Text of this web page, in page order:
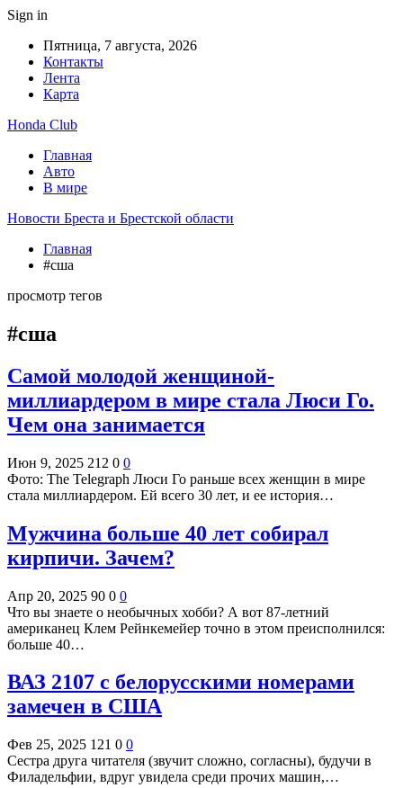
Sign in
Пятница, 7 августа, 2026
Контакты
Лента
Карта
Honda Club
Главная
Авто
В мире
Новости Бреста и Брестской области
Главная
#сша
просмотр тегов
#сша
Самой молодой женщиной-
миллиардером в мире стала Люси Го.
Чем она занимается
Июн 9, 2025 212 0 0
Фото: The Telegraph Люси Го раньше всех женщин в мире
стала миллиардером. Ей всего 30 лет, и ее история…
Мужчина больше 40 лет собирал
кирпичи. Зачем?
Апр 20, 2025 90 0 0
Что вы знаете о необычных хобби? А вот 87-летний
американец Клем Рейнкемейер точно в этом преисполнился:
больше 40…
ВАЗ 2107 с белорусскими номерами
замечен в США
Фев 25, 2025 121 0 0
Сестра друга читателя (звучит сложно, согласны), будучи в
Филадельфии, вдруг увидела среди прочих машин,…